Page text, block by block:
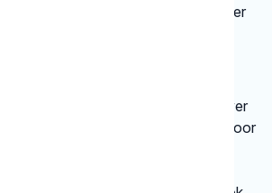
. Bij disciplines waarover
het KRT door.
behandeling?
vindt u informatie over
behandelingen, bijvoorbeeld voor
kort en krachtig wat een
en bij welke gebitsspecialist u